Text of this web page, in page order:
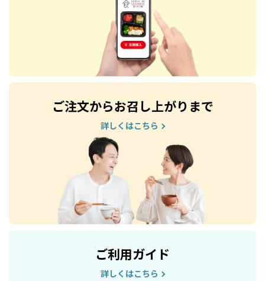
ご注文からお召し上がりまで
詳しくはこちら
ご利用ガイド
詳しくはこちら